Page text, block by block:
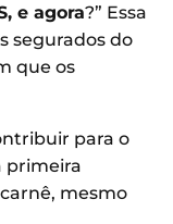
e agora?” Essa
segurados do
que os
para o
primeira
mesmo